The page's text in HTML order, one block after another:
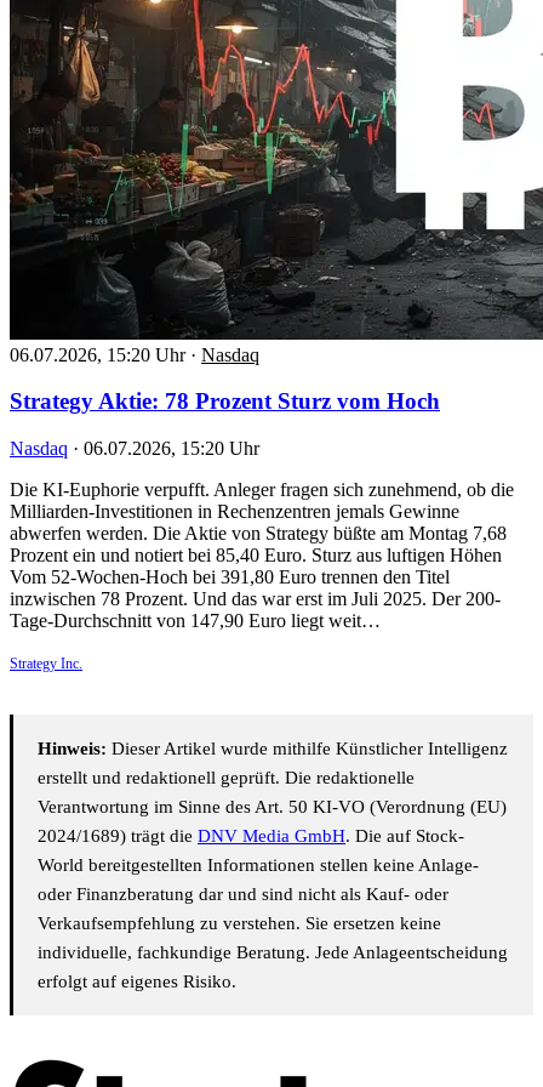
06.07.2026, 15:20 Uhr · Nasdaq
Strategy Aktie: 78 Prozent Sturz vom Hoch
Nasdaq · 06.07.2026, 15:20 Uhr
Die KI-Euphorie verpufft. Anleger fragen sich zunehmend, ob die
Milliarden-Investitionen in Rechenzentren jemals Gewinne
abwerfen werden. Die Aktie von Strategy büßte am Montag 7,68
Prozent ein und notiert bei 85,40 Euro. Sturz aus luftigen Höhen
Vom 52-Wochen-Hoch bei 391,80 Euro trennen den Titel
inzwischen 78 Prozent. Und das war erst im Juli 2025. Der 200-
Tage-Durchschnitt von 147,90 Euro liegt weit…
Strategy Inc.
Hinweis: Dieser Artikel wurde mithilfe Künstlicher Intelligenz
erstellt und redaktionell geprüft. Die redaktionelle
Verantwortung im Sinne des Art. 50 KI-VO (Verordnung (EU)
2024/1689) trägt die DNV Media GmbH. Die auf Stock-
World bereitgestellten Informationen stellen keine Anlage-
oder Finanzberatung dar und sind nicht als Kauf- oder
Verkaufsempfehlung zu verstehen. Sie ersetzen keine
individuelle, fachkundige Beratung. Jede Anlageentscheidung
erfolgt auf eigenes Risiko.